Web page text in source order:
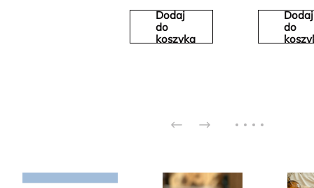
Dodaj
do
koszyka
Dodaj
do